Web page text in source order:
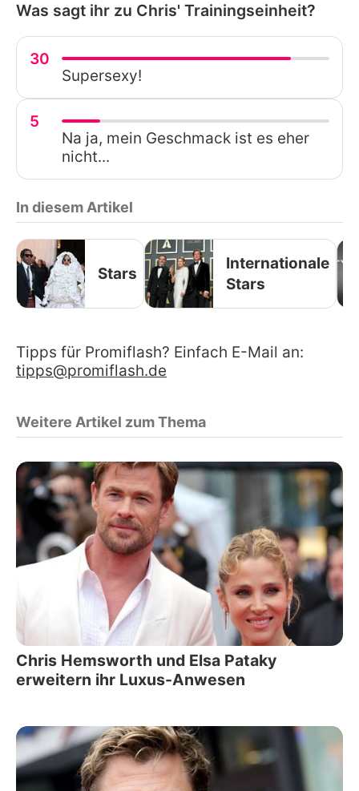
Was sagt ihr zu Chris' Trainingseinheit?
30
Supersexy!
5
Na ja, mein Geschmack ist es eher
nicht...
In diesem Artikel
Stars
Internationale
Stars
Tipps für Promiflash? Einfach E-Mail an:
tipps@promiflash.de
Weitere Artikel zum Thema
Chris Hemsworth und Elsa Pataky
erweitern ihr Luxus-Anwesen